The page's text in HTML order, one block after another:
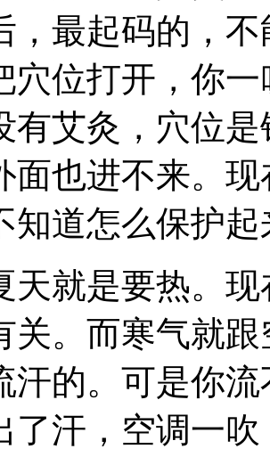
，最起码的，
穴位打开，你
有艾灸，穴位
面也进不来。
知道怎么保护
是要热。现
关。而寒气就
汗的。可是你
了汗，空调一